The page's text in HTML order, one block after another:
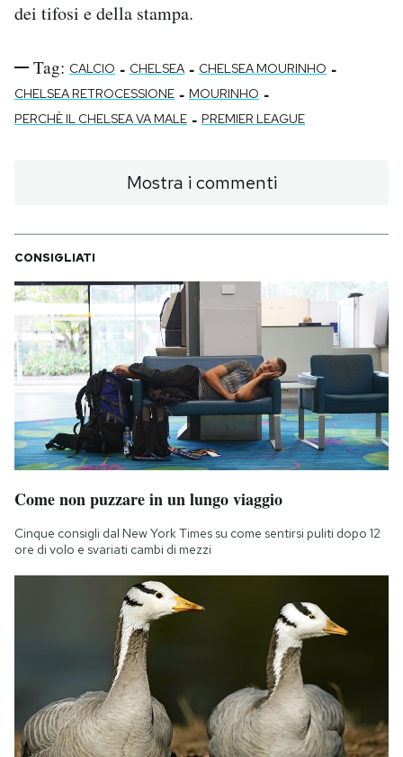
dei tifosi e della stampa.
Tag: CALCIO - CHELSEA - CHELSEA MOURINHO -
CHELSEA RETROCESSIONE - MOURINHO -
PERCHÈ IL CHELSEA VA MALE - PREMIER LEAGUE
Mostra i commenti
CONSIGLIATI
Come non puzzare in un lungo viaggio
Cinque consigli dal New York Times su come sentirsi puliti dopo 12
ore di volo e svariati cambi di mezzi